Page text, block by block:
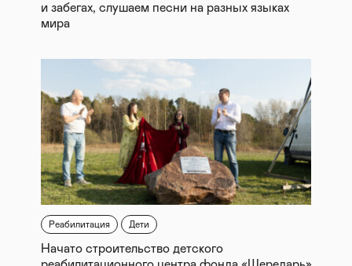
и забегах, слушаем песни на разных языках
мира
Реабилитация Дети
Начато строительство детского